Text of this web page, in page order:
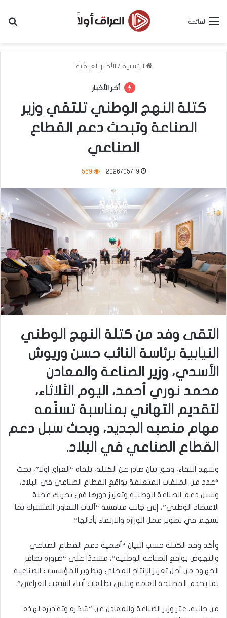
القائمة
الرئيسية / الأخبار العراقية
أخر الأخبار
كتلة النهج الوطني تلتقي وزير
الصناعة وتبحث دعم القطاع
الصناعي
2026/05/19
569
التقى وفد من كتلة النهج الوطني
النيابية برئاسة النائب حسن وريوش
الأسدي، وزير الصناعة والمعادن
محمد نوري أحمد، اليوم الثلاثاء،
لتقديم التهاني بمناسبة تسنّمه
مهام منصبه الجديد، وبحث سبل دعم
القطاع الصناعي في البلاد.
وشهد اللقاء، وفق بيان صادر عن الكتلة، تلقاه “العراق اولا”، بحث
“عدد من الملفات المتعلقة بواقع القطاع الصناعي في البلاد،
وسبل دعم الصناعة الوطنية وتعزيز دورها في تحريك عجلة
الاقتصاد الوطني”، إلى جانب مناقشة “آليات التعاون المشترك بما
يسهم في تطوير عمل الوزارة والارتقاء بأدائها”.
وأكد وفد الكتلة حسب البيان “أهمية دعم القطاع الصناعي
والنهوض بواقع الصناعة الوطنية”، مشددًا على “ضرورة تضافر
الجهود من أجل تعزيز الإنتاج المحلي وتطوير المؤسسات الصناعية
بما يخدم المصلحة العامة ويلبي تطلعات أبناء الشعب العراقي”.
من جانبه، عبّر وزير الصناعة والمعادن عن “شكره وتقديره لهذه